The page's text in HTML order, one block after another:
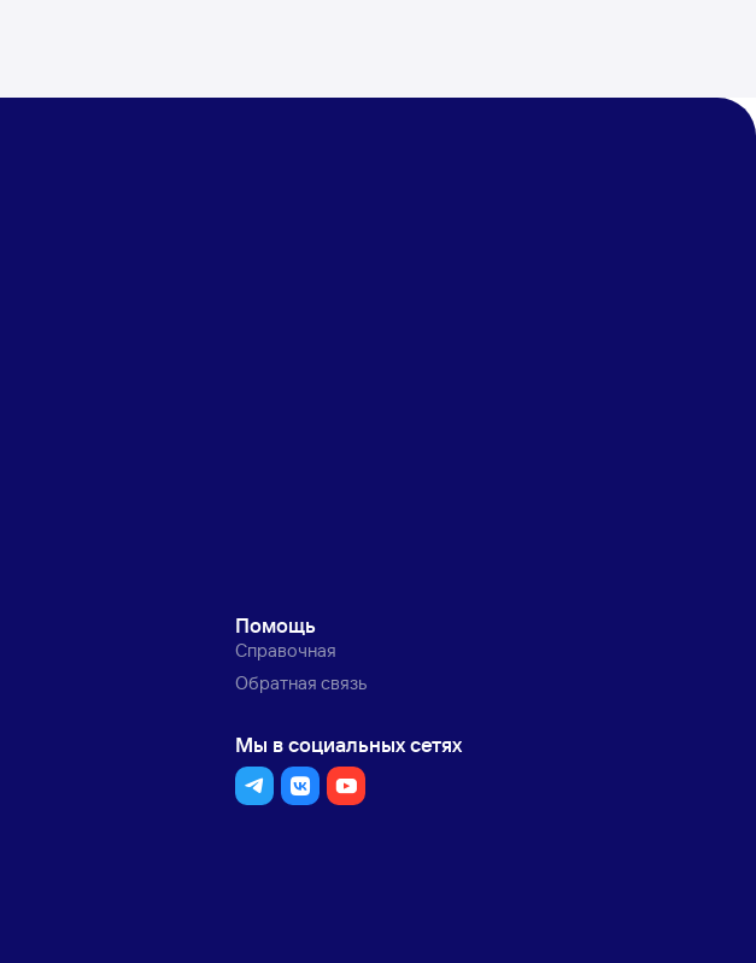
Помощь
Справочная
Обратная связь
Мы в социальных сетях